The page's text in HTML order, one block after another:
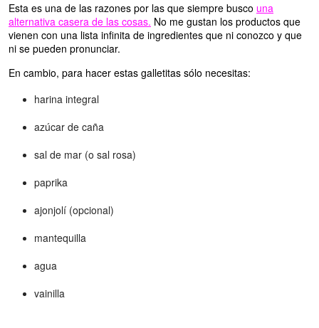
Esta es una de las razones por las que siempre busco una
alternativa casera de las cosas. No me gustan los productos que
vienen con una lista infinita de ingredientes que ni conozco y que
ni se pueden pronunciar.
En cambio, para hacer estas galletitas sólo necesitas:
harina integral
azúcar de caña
sal de mar (o sal rosa)
paprika
ajonjolí (opcional)
mantequilla
agua
vainilla